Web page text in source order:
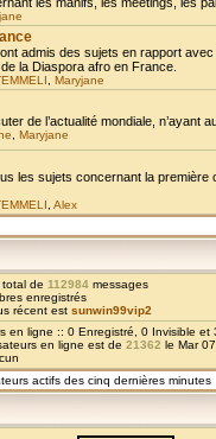
admis des sujets en rapport
la Diaspora afro en France.
Maryjane
de l’actualité mondiale, n’ayant
Maryjane
les sujets concernant la
Alex
de 112984 messages
enregistrés
récent est sunwin99vip2
en ligne :: 0 Enregistré, 0 Invisible
en ligne est de 21362 le Mar
actifs des cinq dernières minutes